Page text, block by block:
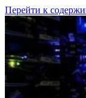
Перейти к